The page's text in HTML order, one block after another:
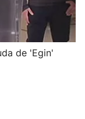
de 'Egin'